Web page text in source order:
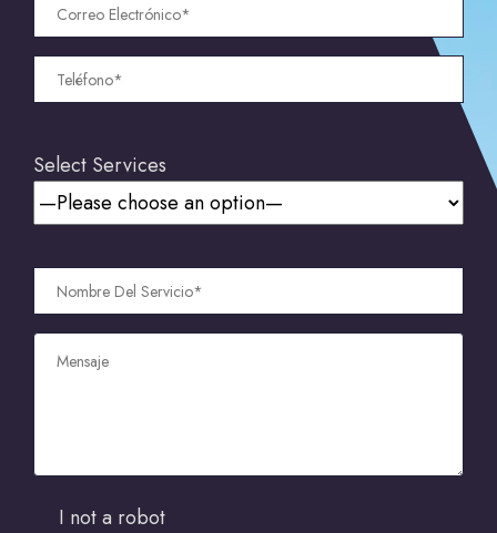
Select Services
I not a robot